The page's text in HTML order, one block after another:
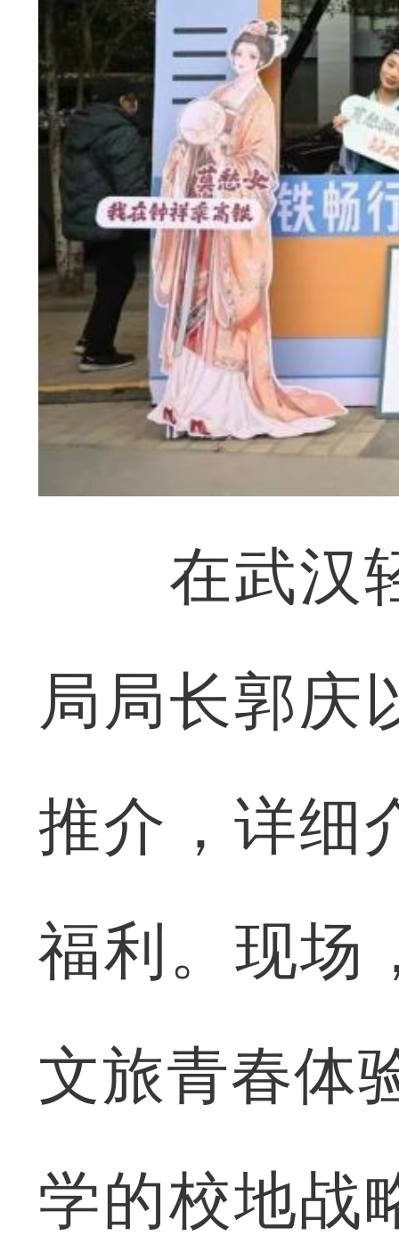
在武汉轻
局局长郭庆
推介，详细
福利。现场
文旅青春体
学的校地战